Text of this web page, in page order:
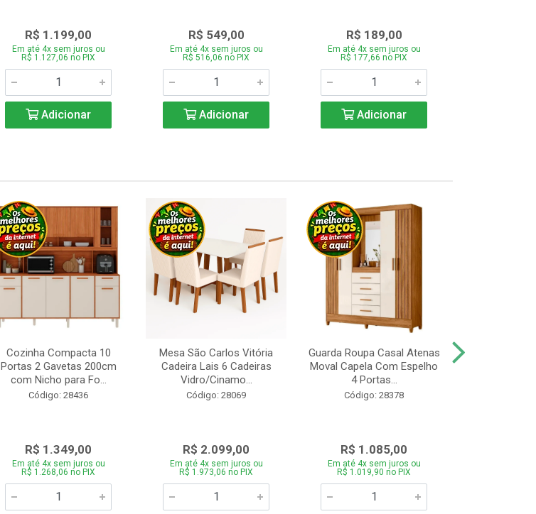
R$ 1.199,00
Em até 4x sem juros ou
R$ 1.127,06 no PIX
Adicionar
R$ 549,00
Em até 4x sem juros ou
R$ 516,06 no PIX
Adicionar
R$ 189,00
Em até 4x sem juros ou
R$ 177,66 no PIX
Adicionar
Cozinha Compacta 10
Portas 2 Gavetas 200cm
com Nicho para Fo...
Código: 28436
R$ 1.349,00
Em até 4x sem juros ou
R$ 1.268,06 no PIX
Mesa São Carlos Vitória
Cadeira Lais 6 Cadeiras
Vidro/Cinamo...
Código: 28069
R$ 2.099,00
Em até 4x sem juros ou
R$ 1.973,06 no PIX
Guarda Roupa Casal Atenas
Moval Capela Com Espelho
4 Portas...
Código: 28378
R$ 1.085,00
Em até 4x sem juros ou
R$ 1.019,90 no PIX